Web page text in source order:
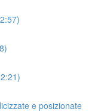
e posizionate